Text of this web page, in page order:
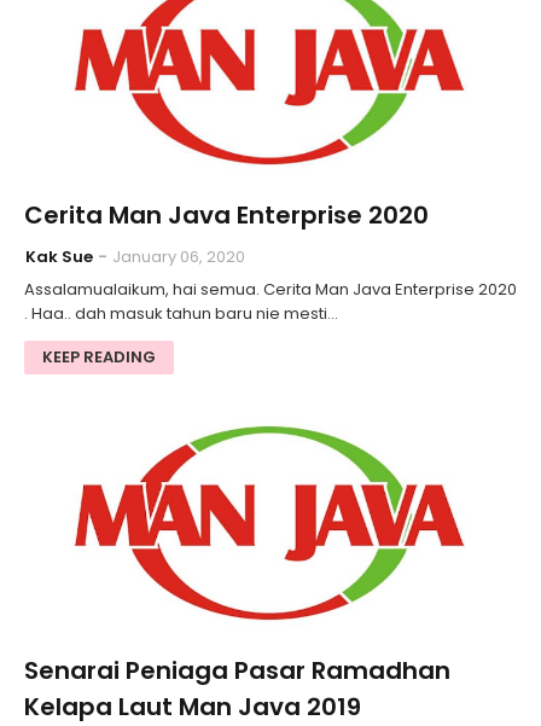
Cerita Man Java Enterprise 2020
Kak Sue
January 06, 2020
Assalamualaikum, hai semua. Cerita Man Java Enterprise 2020
. Haa.. dah masuk tahun baru nie mesti…
KEEP READING
Senarai Peniaga Pasar Ramadhan
Kelapa Laut Man Java 2019